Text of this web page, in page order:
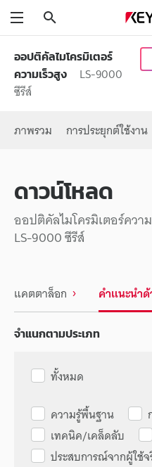
ออปติคัลไมโครมิเตอร์
ความเร็วสูง
LS-9000
ซีรีส์
ภาพรวม การประยุกต์ใช้งาน
ดาวน์โหลด
ออปติคัลไมโครมิเตอร์ความ
LS-9000 ซีรีส์
แคตตาล็อก คำแนะนำ
จำแนกตามประเภท
ทั้งหมด
ความรู้พื้นฐาน
เทคนิค/เคล็ดลับ
ประสบการณ์จากผู้ใช้จ